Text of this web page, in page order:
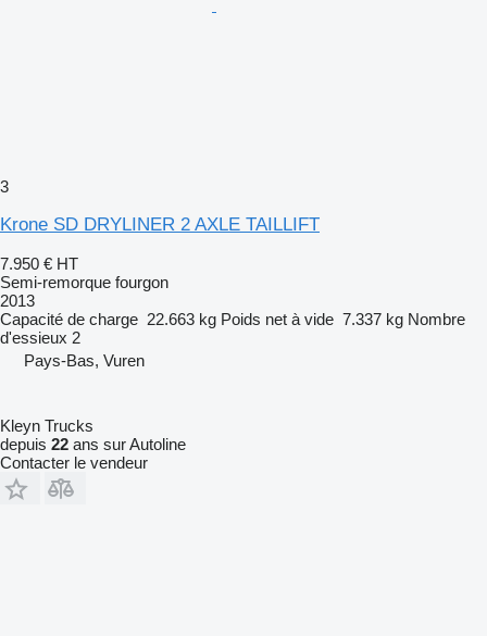
3
Krone SD DRYLINER 2 AXLE TAILLIFT
7.950 € HT
Semi-remorque fourgon
2013
Capacité de charge 22.663 kg Poids net à vide 7.337 kg Nombre
d'essieux 2
Pays-Bas, Vuren
Kleyn Trucks
depuis 22 ans sur Autoline
Contacter le vendeur